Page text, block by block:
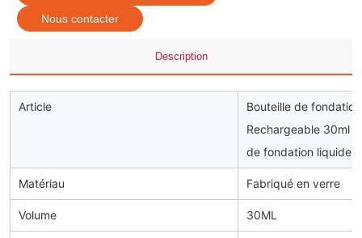
Nous contacter
Description
Article
Bouteille de
Rechargeable 30ml
de fondation liquide
Matériau Fabriqué en verre
Volume 30ML